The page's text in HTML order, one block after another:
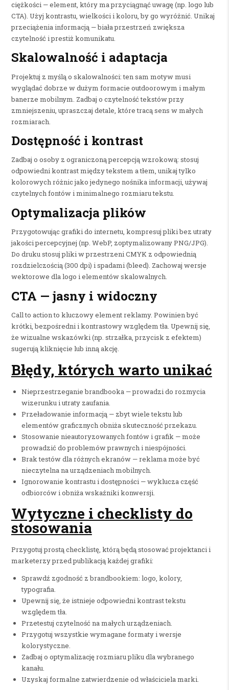
ciężkości — element, który ma przyciągnąć uwagę (np. logo lub
CTA). Użyj kontrastu, wielkości i koloru, by go wyróżnić. Unikaj
przeciążenia informacją — biała przestrzeń zwiększa
czytelność i prestiż komunikatu.
Skalowalność i adaptacja
Projektuj z myślą o skalowalności: ten sam motyw musi
wyglądać dobrze w dużym formacie outdoorowym i małym
banerze mobilnym. Zadbaj o czytelność tekstów przy
zmniejszeniu, upraszczaj detale, które tracą sens w małych
rozmiarach.
Dostępność i kontrast
Zadbaj o osoby z ograniczoną percepcją wzrokową: stosuj
odpowiedni kontrast między tekstem a tłem, unikaj tylko
kolorowych różnic jako jedynego nośnika informacji, używaj
czytelnych fontów i minimalnego rozmiaru tekstu.
Optymalizacja plików
Przygotowując grafiki do internetu, kompresuj pliki bez utraty
jakości percepcyjnej (np. WebP, zoptymalizowany PNG/JPG).
Do druku stosuj pliki w przestrzeni CMYK z odpowiednią
rozdzielczością (300 dpi) i spadami (bleed). Zachowaj wersje
wektorowe dla logo i elementów skalowalnych.
CTA — jasny i widoczny
Call to action to kluczowy element reklamy. Powinien być
krótki, bezpośredni i kontrastowy względem tła. Upewnij się,
że wizualne wskazówki (np. strzałka, przycisk z efektem)
sugerują kliknięcie lub inną akcję.
Błędy, których warto unikać
Nieprzestrzeganie brandbooka — prowadzi do rozmycia
wizerunku i utraty zaufania.
Przeładowanie informacją — zbyt wiele tekstu lub
elementów graficznych obniża skuteczność przekazu.
Stosowanie nieautoryzowanych fontów i grafik — może
prowadzić do problemów prawnych i niespójności.
Brak testów dla różnych ekranów — reklama może być
nieczytelna na urządzeniach mobilnych.
Ignorowanie kontrastu i dostępności — wyklucza część
odbiorców i obniża wskaźniki konwersji.
Wytyczne i checklisty do
stosowania
Przygotuj prostą checklistę, którą będą stosować projektanci i
marketerzy przed publikacją każdej grafiki:
Sprawdź zgodność z brandbookiem: logo, kolory,
typografia.
Upewnij się, że istnieje odpowiedni kontrast tekstu
względem tła.
Przetestuj czytelność na małych urządzeniach.
Przygotuj wszystkie wymagane formaty i wersje
kolorystyczne.
Zadbaj o optymalizację rozmiaru pliku dla wybranego
kanału.
Uzyskaj formalne zatwierdzenie od właściciela marki.